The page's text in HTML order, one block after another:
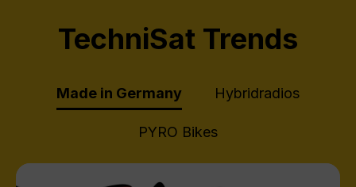
TechniSat Trends
Made in Germany Hybridradios
PYRO Bikes